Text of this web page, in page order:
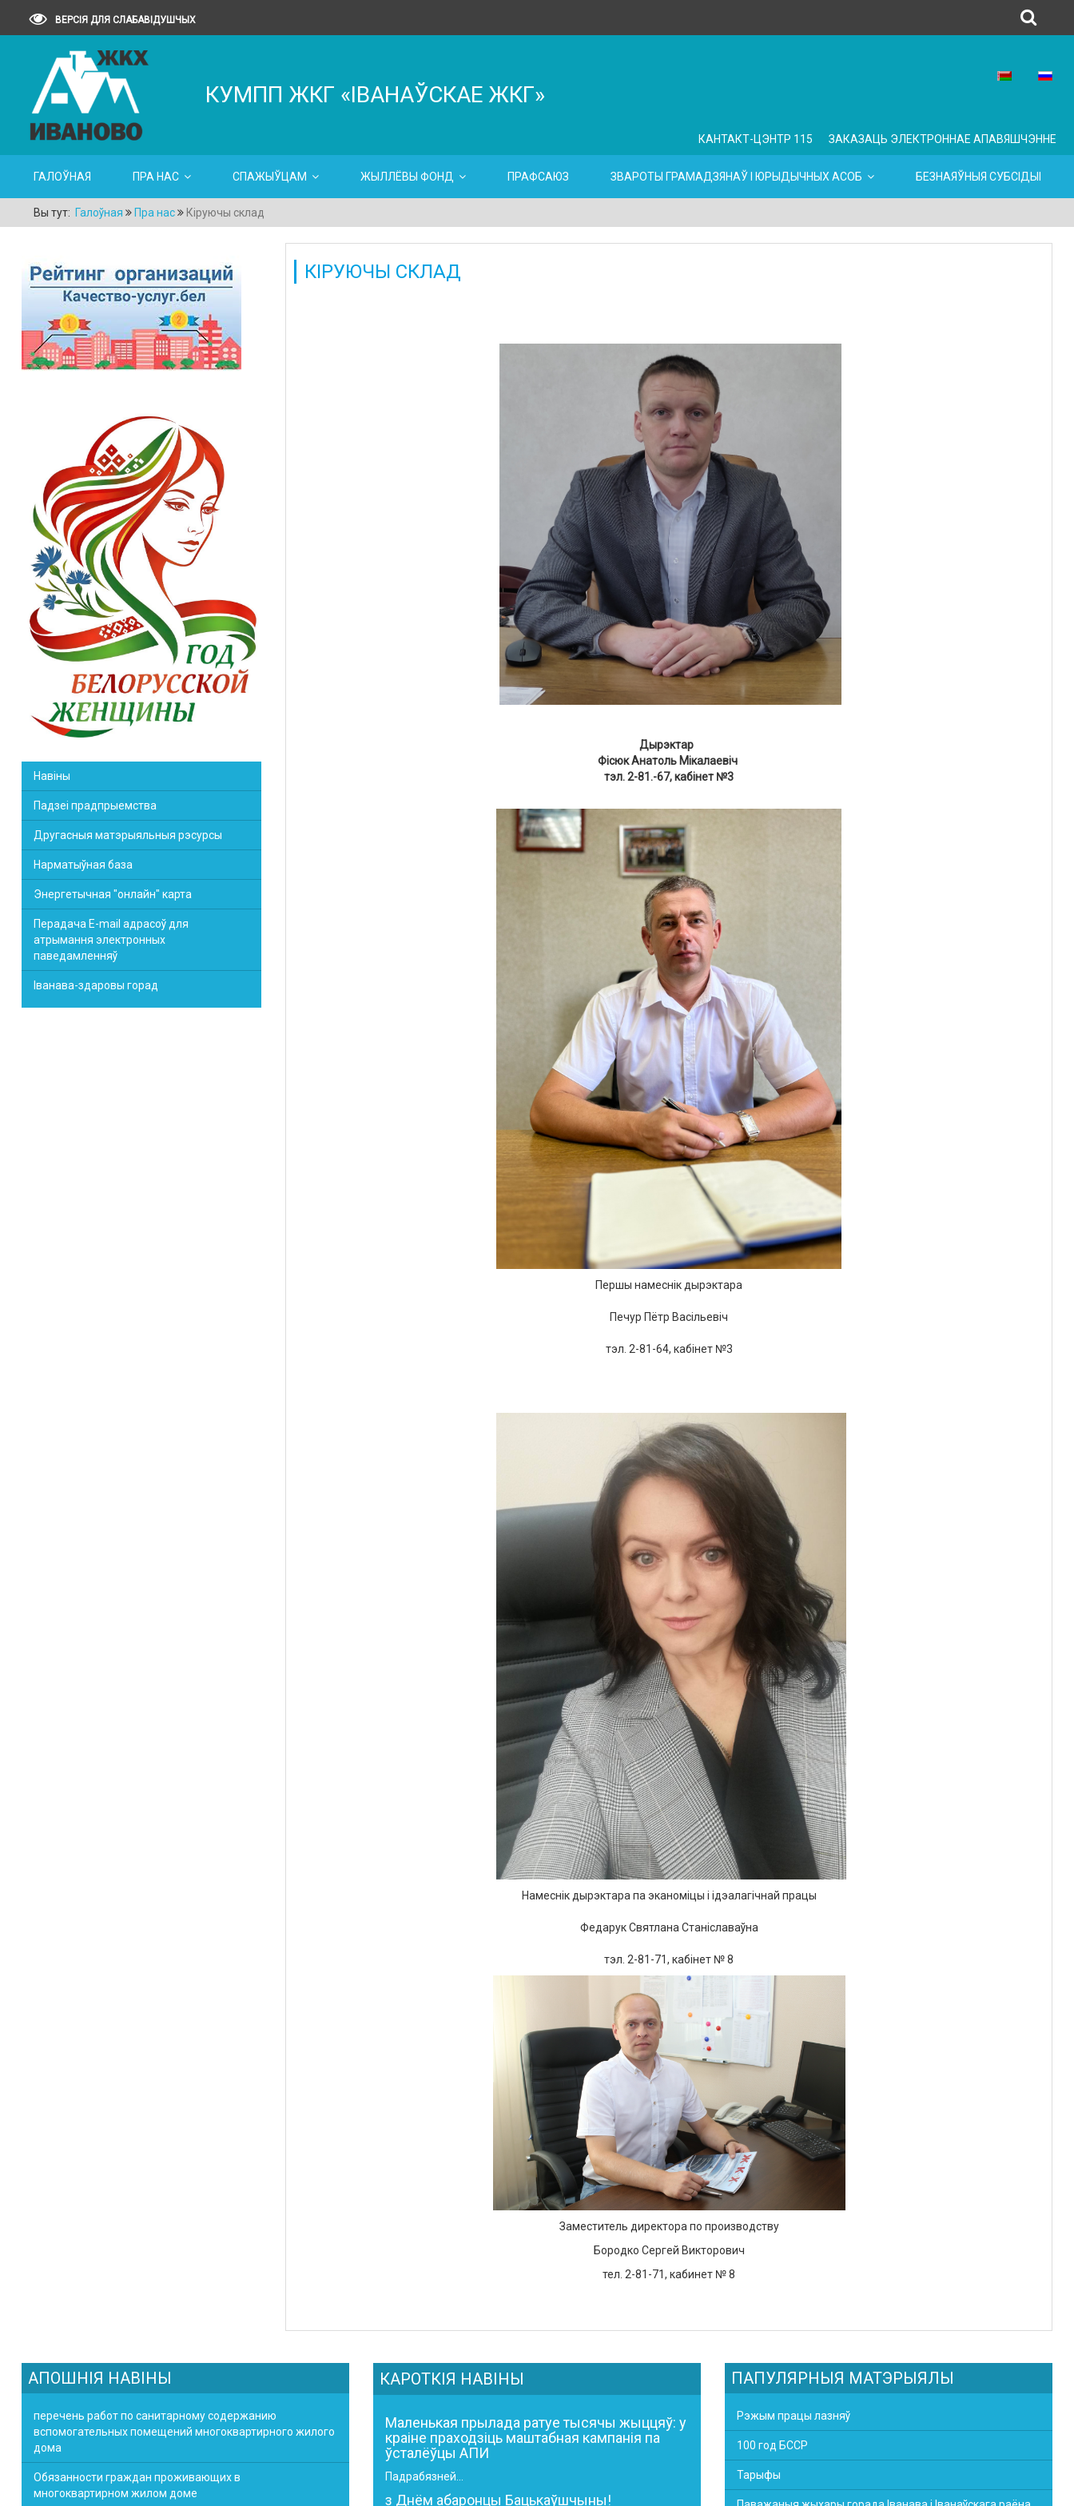
ВЕРСІЯ ДЛЯ СЛАБАВІДУШЧЫХ
КУМПП ЖКГ «ІВАНАЎСКАЕ ЖКГ»
КАНТАКТ-ЦЭНТР 115 ЗАКАЗАЦЬ ЭЛЕКТРОННАЕ АПАВЯШЧЭННЕ
ГАЛОЎНАЯ ПРА НАС СПАЖЫЎЦАМ ЖЫЛЛЁВЫ ФОНД ПРАФСАЮЗ ЗВАРОТЫ ГРАМАДЗЯНАЎ І ЮРЫДЫЧНЫХ АСОБ БЕЗНАЯЎНЫЯ СУБСІДЫІ
Вы тут: Галоўная Пра нас Кіруючы склад
Навіны
Падзеі прадпрыемства
Другасныя матэрыяльныя рэсурсы
Нарматыўная база
Энергетычная "онлайн" карта
Перадача E-mail адрасоў для
атрымання электронных
паведамленняў
Іванава-здаровы горад
КІРУЮЧЫ СКЛАД
Дырэктар
Фісюк Анатоль Мікалаевіч
тэл. 2-81.-67, кабінет №3
Першы намеснік дырэктара
Печур Пётр Васільевіч
тэл. 2-81 -64, кабінет №3
Намеснік дырэктара па эканоміцы і ідэалагічнай працы
Федарук Святлана Станіславаўна
тэл. 2-81 -71, кабінет №8
Заместитель директора по производству
Бородко Сергей Викторович
тел. 2-81-71, кабинет № 8
АПОШНІЯ НАВІНЫ
перечень работ по санитарному содержанию
вспомогательных помещений многоквартирного жилого
дома
Обязанности граждан проживающих в
многоквартирном жилом доме
КАРОТКІЯ НАВІНЫ
Маленькая прылада ратуе тысячы жыццяў: у
краіне праходзіць маштабная кампанія па
ўсталёўцы АПИ
Падрабязней...
з Днём абаронцы Бацькаўшчыны!
ПАПУЛЯРНЫЯ МАТЭРЫЯЛЫ
Рэжым працы лазняў
100 год БССР
Тарыфы